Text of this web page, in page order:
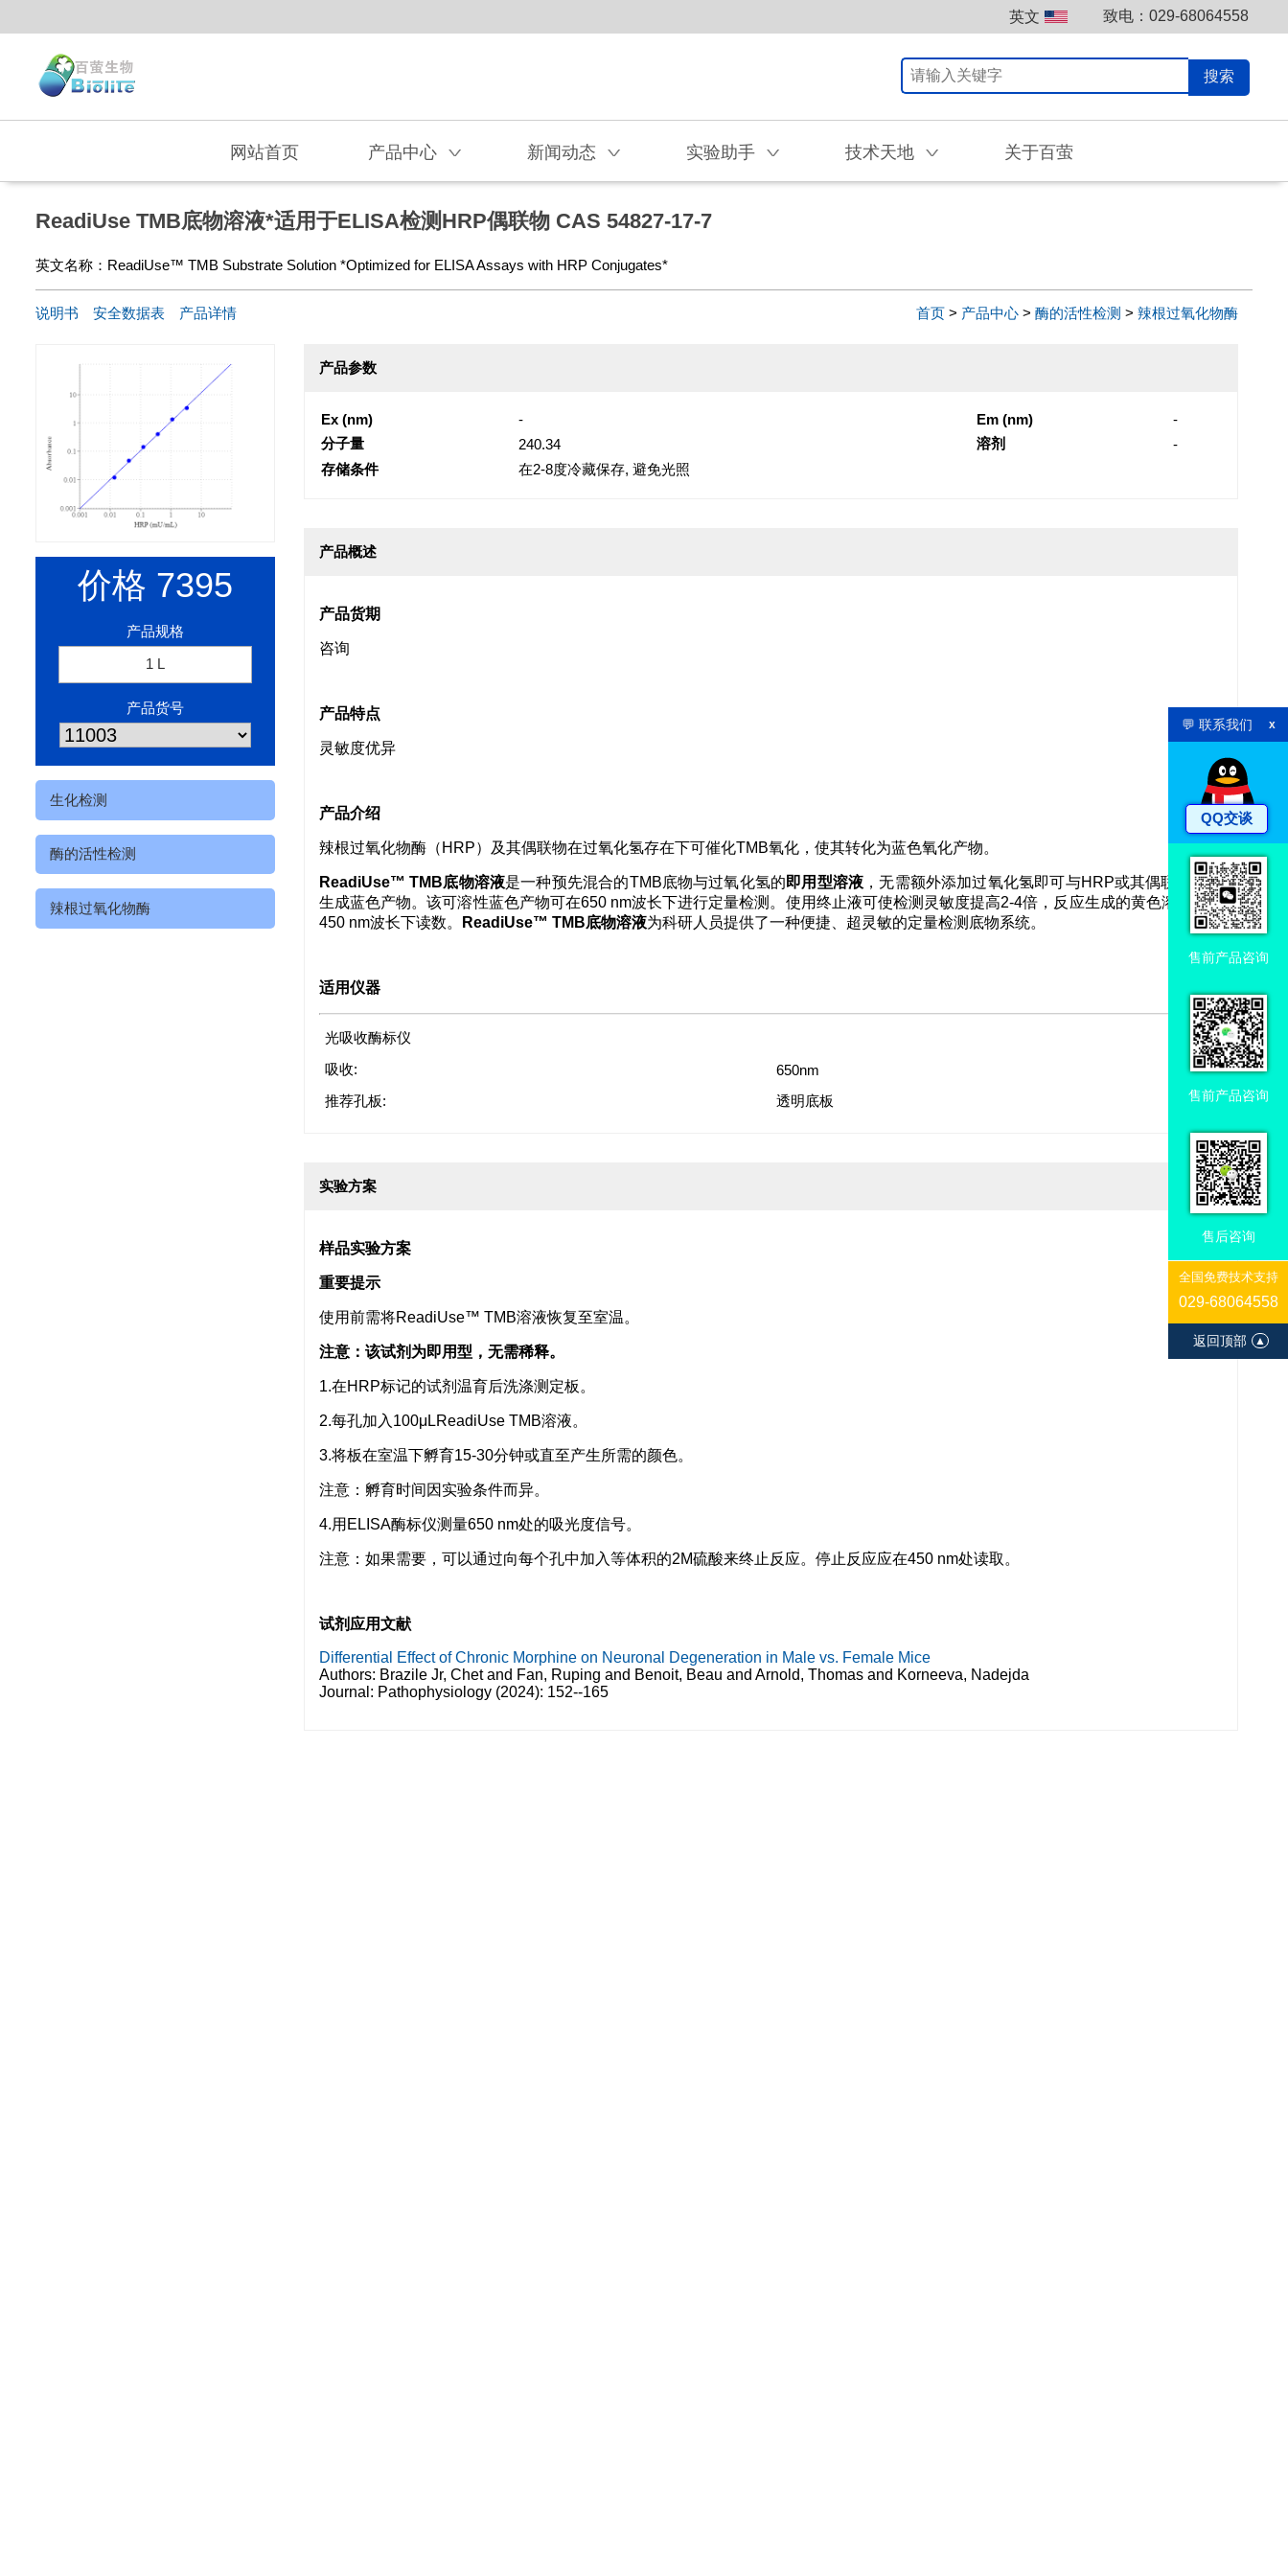
英文 致电：029-68064558
搜索
网站首页 产品中心 V 新闻动态 V 实验助手 V 技术天地 V 关于百萤
ReadiUse TMB底物溶液*适用于ELISA检测HRP偶联物 CAS 54827-17-7
英文名称： ReadiUse™ TMB Substrate Solution *Optimized for ELISA Assays with HRP Conjugates*
说明书 安全数据表 产品详情
价格 7395
产品规格
1 L
产品货号
生化检测
酶的活性检测
辣根过氧化物酶
首页 > 产品中心 > 酶的活性检测 > 辣根过氧化物酶
产品参数
Ex (nm) - Em (nm)
-
分子量
240.34 溶剂
-
存储条件
在2-8度冷藏保存, 避免光照
产品概述
产品货期
咨询
产品特点
灵敏度优异
产品介绍
辣根过氧化物酶（HRP）及其偶联物在过氧化氢存在下可催化TMB氧化，使其转化为蓝色氧化产物。
ReadiUse™ TMB底物溶液是一种预先混合的TMB底物与过氧化氢的即用型溶液 ，无需额外添加过氧化氢即可与HRP或其偶联物反应
生成蓝色产物。该可溶性蓝色产物可在650 nm波长下进行定量检测。使用终止液可使检测灵敏度提高2-4倍，反应生成的黄色溶液可在
450 nm波长下读数。
ReadiUse™ TMB底物溶液为科研人员提供了一种便捷、超灵敏的定量检测底物系统。
适用仪器
光吸收酶标仪
吸收:
650nm
推荐孔板:
透明底板
实验方案
样品实验方案
重要提示
使用前需将ReadiUse™ TMB溶液恢复至室温。
注意：该试剂为即用型，无需稀释。
1.在HRP标记的试剂温育后洗涤测定板。
2.每孔加入100μLReadiUse TMB溶液。
3.将板在室温下孵育15-30分钟或直至产生所需的颜色。
注意：孵育时间因实验条件而异。
4.用ELISA酶标仪测量650 nm处的吸光度信号。
注意：如果需要，可以通过向每个孔中加入等体积的2M硫酸来终止反应。停止反应应在450 nm处读取。
试剂应用文献
Differential Effect of Chronic Morphine on Neuronal Degeneration in Male vs. Female Mice
Authors: Brazile Jr, Chet and Fan, Ruping and Benoit, Beau and Arnold, Thomas and Korneeva, Nadejda
Journal: Pathophysiology (2024): 152--165
💬 联系我们 x
QQ交谈
售前产品咨询
售前产品咨询
售后咨询
全国免费技术支持
029-68064558
返回顶部 ▲